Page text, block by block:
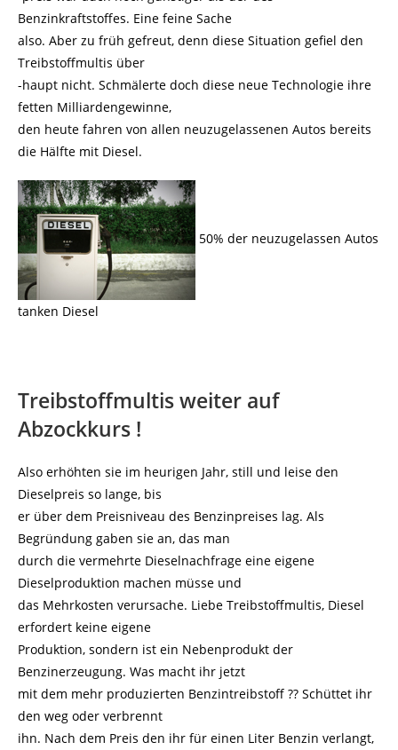
Benzinkraftstoffes. Eine feine Sache
also. Aber zu früh gefreut, denn diese Situation gefiel den
Treibstoffmultis über
-haupt nicht. Schmälerte doch diese neue Technologie ihre
fetten Milliardengewinne,
den heute fahren von allen neuzugelassenen Autos bereits
die Hälfte mit Diesel.
50% der neuzugelassen Autos
tanken Diesel
Treibstoffmultis weiter auf
Abzockkurs !
Also erhöhten sie im heurigen Jahr, still und leise den
Dieselpreis so lange, bis
er über dem Preisniveau des Benzinpreises lag. Als
Begründung gaben sie an, das man
durch die vermehrte Dieselnachfrage eine eigene
Dieselproduktion machen müsse und
das Mehrkosten verursache. Liebe Treibstoffmultis, Diesel
erfordert keine eigene
Produktion, sondern ist ein Nebenprodukt der
Benzinerzeugung. Was macht ihr jetzt
mit dem mehr produzierten Benzintreibstoff ?? Schüttet ihr
den weg oder verbrennt
ihn. Nach dem Preis den ihr für einen Liter Benzin verlangt,